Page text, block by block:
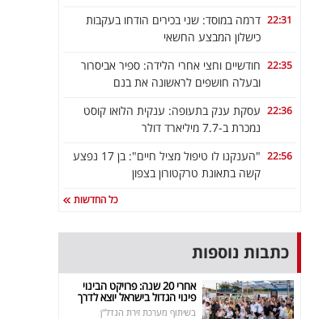
22:31 דרמה במוסד: שני בכירים הודחו בעקבות
כישלון המבצע החשאי
22:35 חודשיים וחצי אחרי הלידה: ספיר אביסרור
ובעלה חושפים לראשונה את בנם
22:36 עסקת ענק בתעופה: ענקית הלואו קוסט
נמכרת ב-7.7 מיליארד דולר
22:56
"הענקנו לו טיפול מציל חיים": בן 17 נפצע
קשה בתאונת טרקטורון בצפון
כל החדשות
כתבות נוספות
אחרי 20 שנה: פרויקט הבינוי
פינוי הגדול בישראל יוצא לדרך
בשיתוף מערכת זירת הנדל"ן